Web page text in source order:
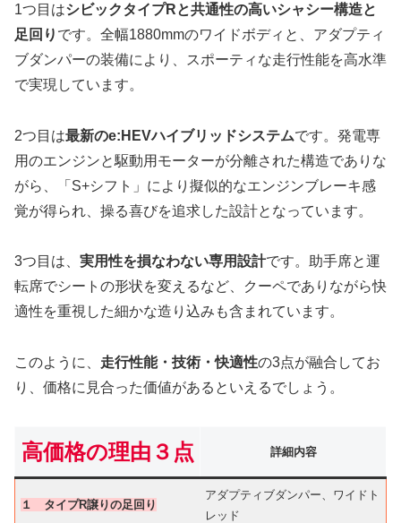
1つ目はシビックタイプRと共通性の高いシャシー構造と
足回り です。全幅1880mmのワイドボディと、アダプティ
ブダンパーの装備により、スポーティな走行性能を高水準
で実現しています。
2つ目は最新のe:HEVハイブリッドシステムです。発電専
用のエンジンと駆動用モーターが分離された構造でありな
がら、「S+シフト」により擬似的なエンジンブレーキ感
覚が得られ、操る喜びを追求した設計となっています。
3つ目は、 実用性を損なわない専用設計です。助手席と運
転席でシートの形状を変えるなど、クーペでありながら快
適性を重視した細かな造り込みも含まれています。
このように、 走行性能・技術・快適性の3点が融合してお
り、価格に見合った価値があるといえるでしょう。
高価格の理由３点 詳細内容
１ タイプR譲りの足回り
アダプティブダンパー、ワイドト
レッド